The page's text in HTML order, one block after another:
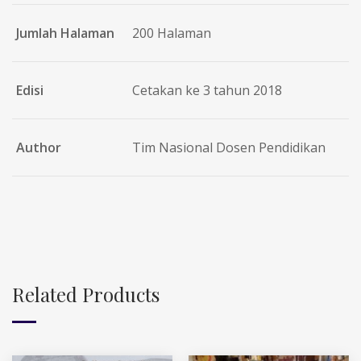
Jumlah Halaman 200 Halaman
Edisi Cetakan ke 3 tahun 2018
Author Tim Nasional Dosen Pendidikan
Related Products